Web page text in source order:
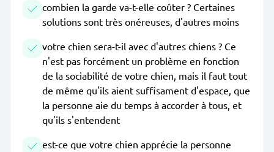
combien la garde va-t-elle coûter ? Certaines
solutions sont très onéreuses, d'autres moins
votre chien sera-t-il avec d'autres chiens ? Ce
n'est pas forcément un problème en fonction
de la sociabilité de votre chien, mais il faut tout
de même qu'ils aient suffisament d'espace, que
la personne aie du temps à accorder à tous, et
qu'ils s'entendent
est-ce que votre chien apprécie la personne